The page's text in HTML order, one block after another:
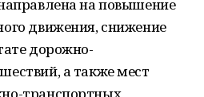
на повышение
движения, снижение
дорожно-
а также мест